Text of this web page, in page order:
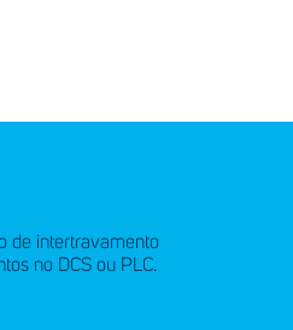
de intertravamento
no DCS ou PLC.